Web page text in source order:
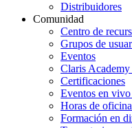
Distribuidores
Comunidad
Centro de
Grupos de
Eventos
Claris
Certificaciones
Eventos en
Horas de
Formación en